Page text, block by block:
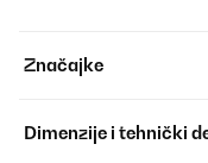
Značajke
Dimenzije i tehnički